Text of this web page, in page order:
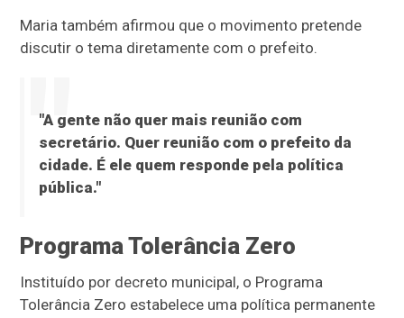
Maria também afirmou que o movimento pretende
discutir o tema diretamente com o prefeito.
"A gente não quer mais reunião com
secretário. Quer reunião com o prefeito da
cidade. É ele quem responde pela política
pública."
Programa Tolerância Zero
Instituído por decreto municipal, o Programa
Tolerância Zero estabelece uma política permanente